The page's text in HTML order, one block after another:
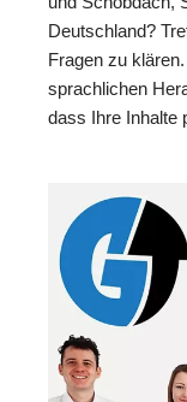
Deutschland?
Fragen zu
sprachlichen
dass Ihre Inhalte